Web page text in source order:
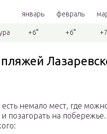
январь февраль
+6° +6°
есть немало мест, где
и позагорать на